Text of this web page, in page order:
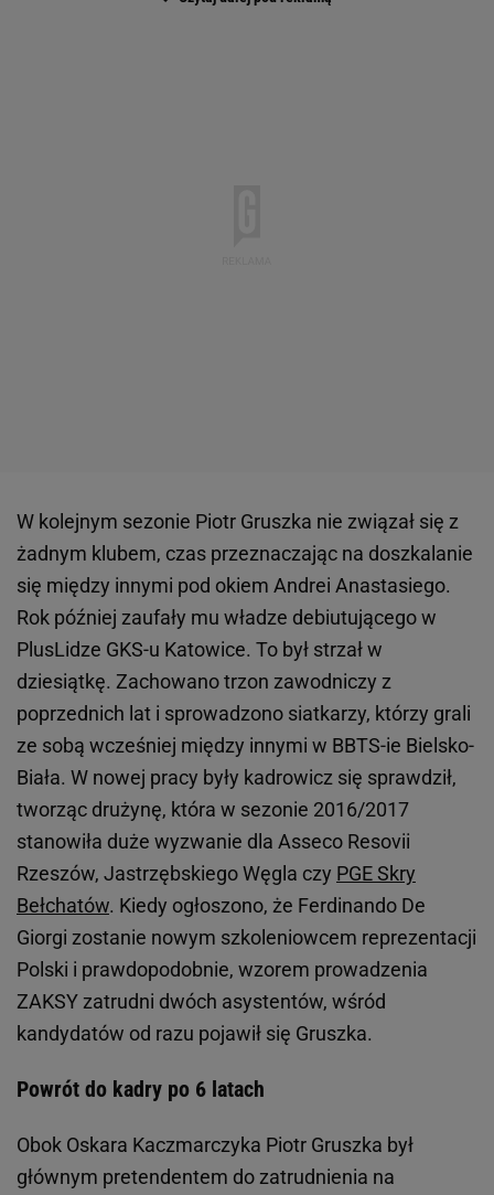
W kolejnym sezonie Piotr Gruszka nie związał się z
żadnym klubem, czas przeznaczając na doszkalanie
się między innymi pod okiem Andrei Anastasiego.
Rok później zaufały mu władze debiutującego w
PlusLidze GKS-u Katowice. To był strzał w
dziesiątkę. Zachowano trzon zawodniczy z
poprzednich lat i sprowadzono siatkarzy, którzy grali
ze sobą wcześniej między innymi w BBTS-ie Bielsko-
Biała. W nowej pracy były kadrowicz się sprawdził,
tworząc drużynę, która w sezonie 2016/2017
stanowiła duże wyzwanie dla Asseco Resovii
Rzeszów, Jastrzębskiego Węgla czy PGE Skry
Bełchatów. Kiedy ogłoszono, że Ferdinando De
Giorgi zostanie nowym szkoleniowcem reprezentacji
Polski i prawdopodobnie, wzorem prowadzenia
ZAKSY zatrudni dwóch asystentów, wśród
kandydatów od razu pojawił się Gruszka.
Powrót do kadry po 6 latach
Obok Oskara Kaczmarczyka Piotr Gruszka był
głównym pretendentem do zatrudnienia na